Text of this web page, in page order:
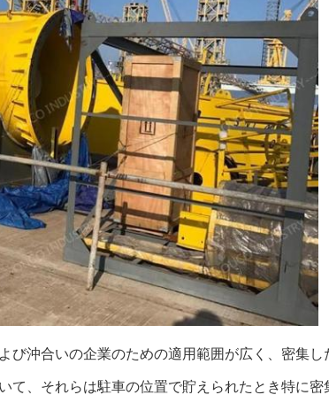
び沖合いの企業のための適用範囲が広く、密集
て、それらは駐車の位置で貯えられたとき特に